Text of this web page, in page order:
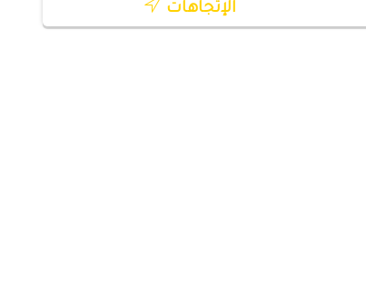
الإتجاهات